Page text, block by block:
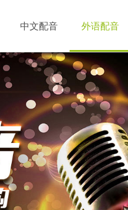
中文配音 外语配音